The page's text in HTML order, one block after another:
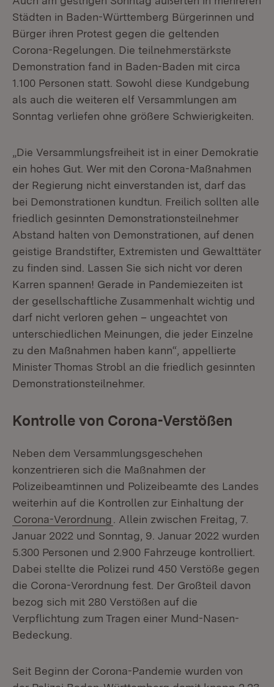
Städten in Baden-Württemberg Bürgerinnen und
Bürger ihren Protest gegen die geltenden
Corona-Regelungen. Die teilnehmerstärkste
Demonstration fand in Baden-Baden mit circa
1.100 Personen statt. Sowohl diese Kundgebung
als auch die weiteren elf Versammlungen am
Sonntag verliefen ohne größere Schwierigkeiten.
„Die Versammlungsfreiheit ist in einer Demokratie
ein hohes Gut. Wer mit den Corona-Maßnahmen
der Regierung nicht einverstanden ist, darf das
bei Demonstrationen kundtun. Freilich sollten alle
friedlich gesinnten Demonstrationsteilnehmer
Abstand halten von Demonstrationen, auf denen
geistige Brandstifter, Extremisten und Gewalttäter
zu finden sind. Lassen Sie sich nicht vor deren
Karren spannen! Gerade in Pandemiezeiten ist
der gesellschaftliche Zusammenhalt wichtig und
darf nicht verloren gehen – ungeachtet von
unterschiedlichen Meinungen, die jeder Einzelne
zu den Maßnahmen haben kann“, appellierte
Minister Thomas Strobl an die friedlich gesinnten
Demonstrationsteilnehmer.
Kontrolle von Corona-Verstößen
Neben dem Versammlungsgeschehen
konzentrieren sich die Maßnahmen der
Polizeibeamtinnen und Polizeibeamte des Landes
weiterhin auf die Kontrollen zur Einhaltung der
Corona-Verordnung
. Allein zwischen Freitag, 7.
Januar 2022 und Sonntag, 9. Januar 2022 wurden
5.300 Personen und 2.900 Fahrzeuge kontrolliert.
Dabei stellte die Polizei rund 450 Verstöße gegen
die Corona-Verordnung fest. Der Großteil davon
bezog sich mit 280 Verstößen auf die
Verpflichtung zum Tragen einer Mund-Nasen-
Bedeckung.
Seit Beginn der Corona-Pandemie wurden von